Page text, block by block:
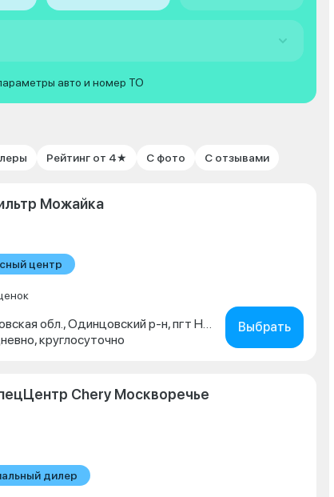
авто и номер ТО
Рейтинг от 4★ С фото С отзывами
Можайка
центр
Московская обл., Одинцовский р-н, пгт Новоивановское, Можайское шоссе, вл. 166
круглосуточно
Выбрать
Chery Москворечье
дилер